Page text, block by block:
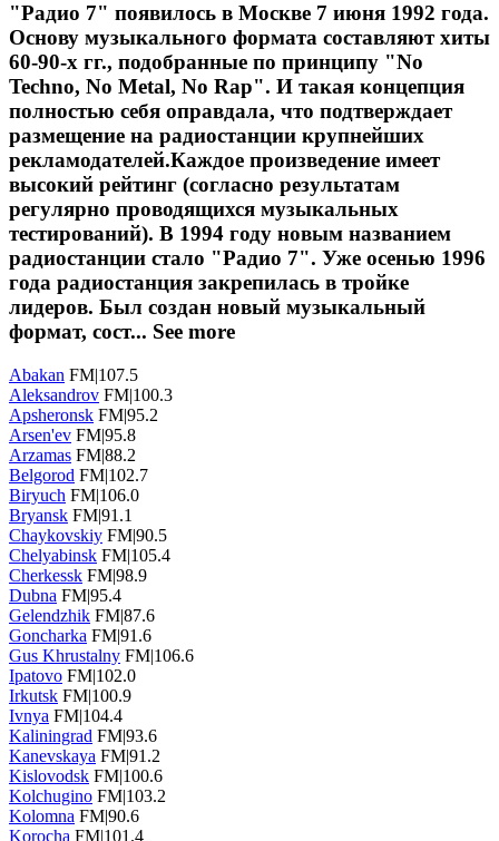
"Радио 7" появилось в Москве 7 июня 1992 года.
Основу музыкального формата составляют хиты
60-90-х гг., подобранные по принципу "No
Techno, No Metal, No Rap". И такая концепция
полностью себя оправдала, что подтверждает
размещение на радиостанции крупнейших
рекламодателей.Каждое произведение имеет
высокий рейтинг (согласно результатам
регулярно проводящихся музыкальных
тестирований). В 1994 году новым названием
радиостанции стало "Радио 7". Уже осенью 1996
года радиостанция закрепилась в тройке
лидеров. Был создан новый музыкальный
формат, сост... See more
Abakan FM|107.5
Aleksandrov FM|100.3
Apsheronsk FM|95.2
Arsen'ev FM|95.8
Arzamas FM|88.2
Belgorod FM|102.7
Biryuch FM|106.0
Bryansk FM|91.1
Chaykovskiy FM|90.5
Chelyabinsk FM|105.4
Cherkessk FM|98.9
Dubna FM|95.4
Gelendzhik FM|87.6
Goncharka FM|91.6
Gus Khrustalny FM|106.6
Ipatovo FM|102.0
Irkutsk FM|100.9
Ivnya FM|104.4
Kaliningrad FM|93.6
Kanevskaya FM|91.2
Kislovodsk FM|100.6
Kolchugino FM|103.2
Kolomna FM|90.6
Korocha FM|101.4